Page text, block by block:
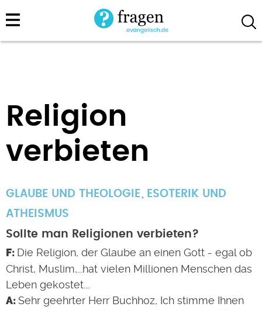
Direkt
zum
Religion
verbieten
GLAUBE UND THEOLOGIE
ESOTERIK UND
ATHEISMUS
Sollte man Religionen verbieten?
Die Religion, der Glaube an einen Gott - egal ob
Christ, Muslim,...hat vielen Millionen Menschen das
Leben gekostet.…
Sehr geehrter Herr Buchhoz, Ich stimme Ihnen